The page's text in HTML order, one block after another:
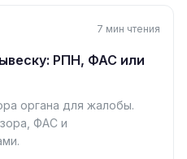
7 мин чтения
РПН, ФАС или
органа для жалобы.
ФАС и